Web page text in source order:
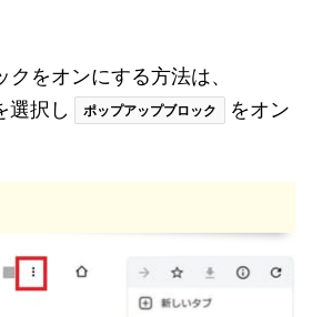
をオンにする方法は、
選択し ポップアップブロック
をオン